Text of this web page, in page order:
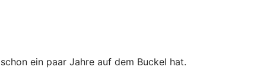
ein paar Jahre auf dem Buckel hat.